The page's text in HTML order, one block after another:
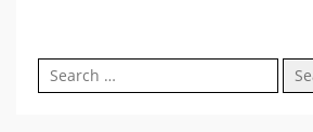
Search
for: